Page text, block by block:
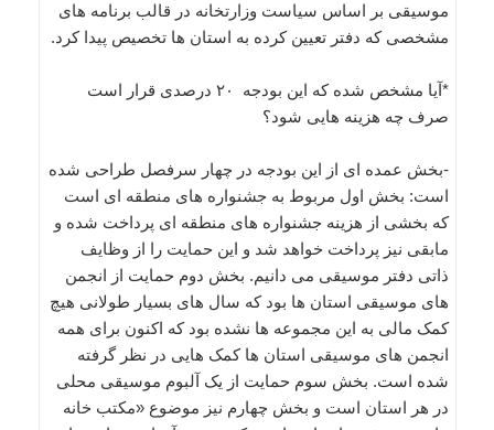
موسیقی بر اساس سیاست وزارتخانه در قالب برنامه های
مشخصی که دفتر تعیین کرده به استان ها تخصیص پیدا کرد.
*آیا مشخص شده که این بودجه ۲۰ درصدی قرار است
صرف چه هزینه هایی شود؟
-بخش عمده ای از این بودجه در چهار سرفصل طراحی شده
است: بخش اول مربوط به جشنواره های منطقه ای است
که بخشی از هزینه جشنواره های منطقه ای پرداخت شده و
مابقی نیز پرداخت خواهد شد و این حمایت را از وظایف
ذاتی دفتر موسیقی می دانیم. بخش دوم حمایت از انجمن
های موسیقی استان ها بود که سال های بسیار طولانی هیچ
کمک مالی به این مجموعه ها نشده بود که اکنون برای همه
انجمن های موسیقی استان ها کمک هایی در نظر گرفته
شده است. بخش سوم حمایت از یک آلبوم موسیقی محلی
در هر استان است و بخش چهارم نیز موضوع «مکتب خانه